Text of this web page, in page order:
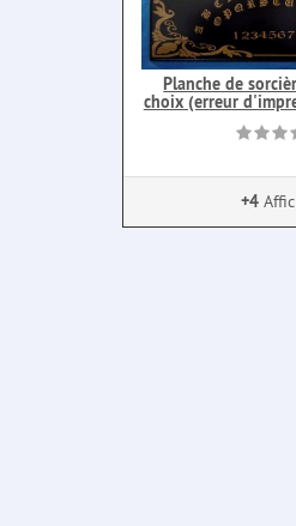
Planche de
choix (erreur
+4